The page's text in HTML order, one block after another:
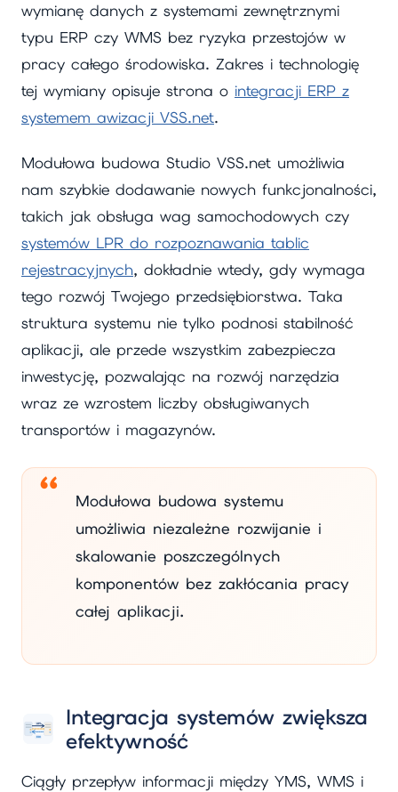
wymianę danych z systemami zewnętrznymi
typu ERP czy WMS bez ryzyka przestojów w
pracy całego środowiska. Zakres i technologię
tej wymiany opisuje strona o integracji ERP z
systemem awizacji VSS.net.
Modułowa budowa Studio VSS.net umożliwia
nam szybkie dodawanie nowych funkcjonalności,
takich jak obsługa wag samochodowych czy
systemów LPR do rozpoznawania tablic
rejestracyjnych, dokładnie wtedy, gdy wymaga
tego rozwój Twojego przedsiębiorstwa. Taka
struktura systemu nie tylko podnosi stabilność
aplikacji, ale przede wszystkim zabezpiecza
inwestycję, pozwalając na rozwój narzędzia
wraz ze wzrostem liczby obsługiwanych
transportów i magazynów.
Modułowa budowa systemu
umożliwia niezależne rozwijanie i
skalowanie poszczególnych
komponentów bez zakłócania pracy
całej aplikacji.
Integracja systemów zwiększa
efektywność
Ciągły przepływ informacji między YMS, WMS i